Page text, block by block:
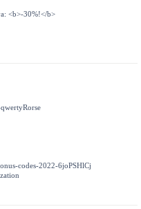
<b>-30%!</b>
codes-2022-6joPSHlCj